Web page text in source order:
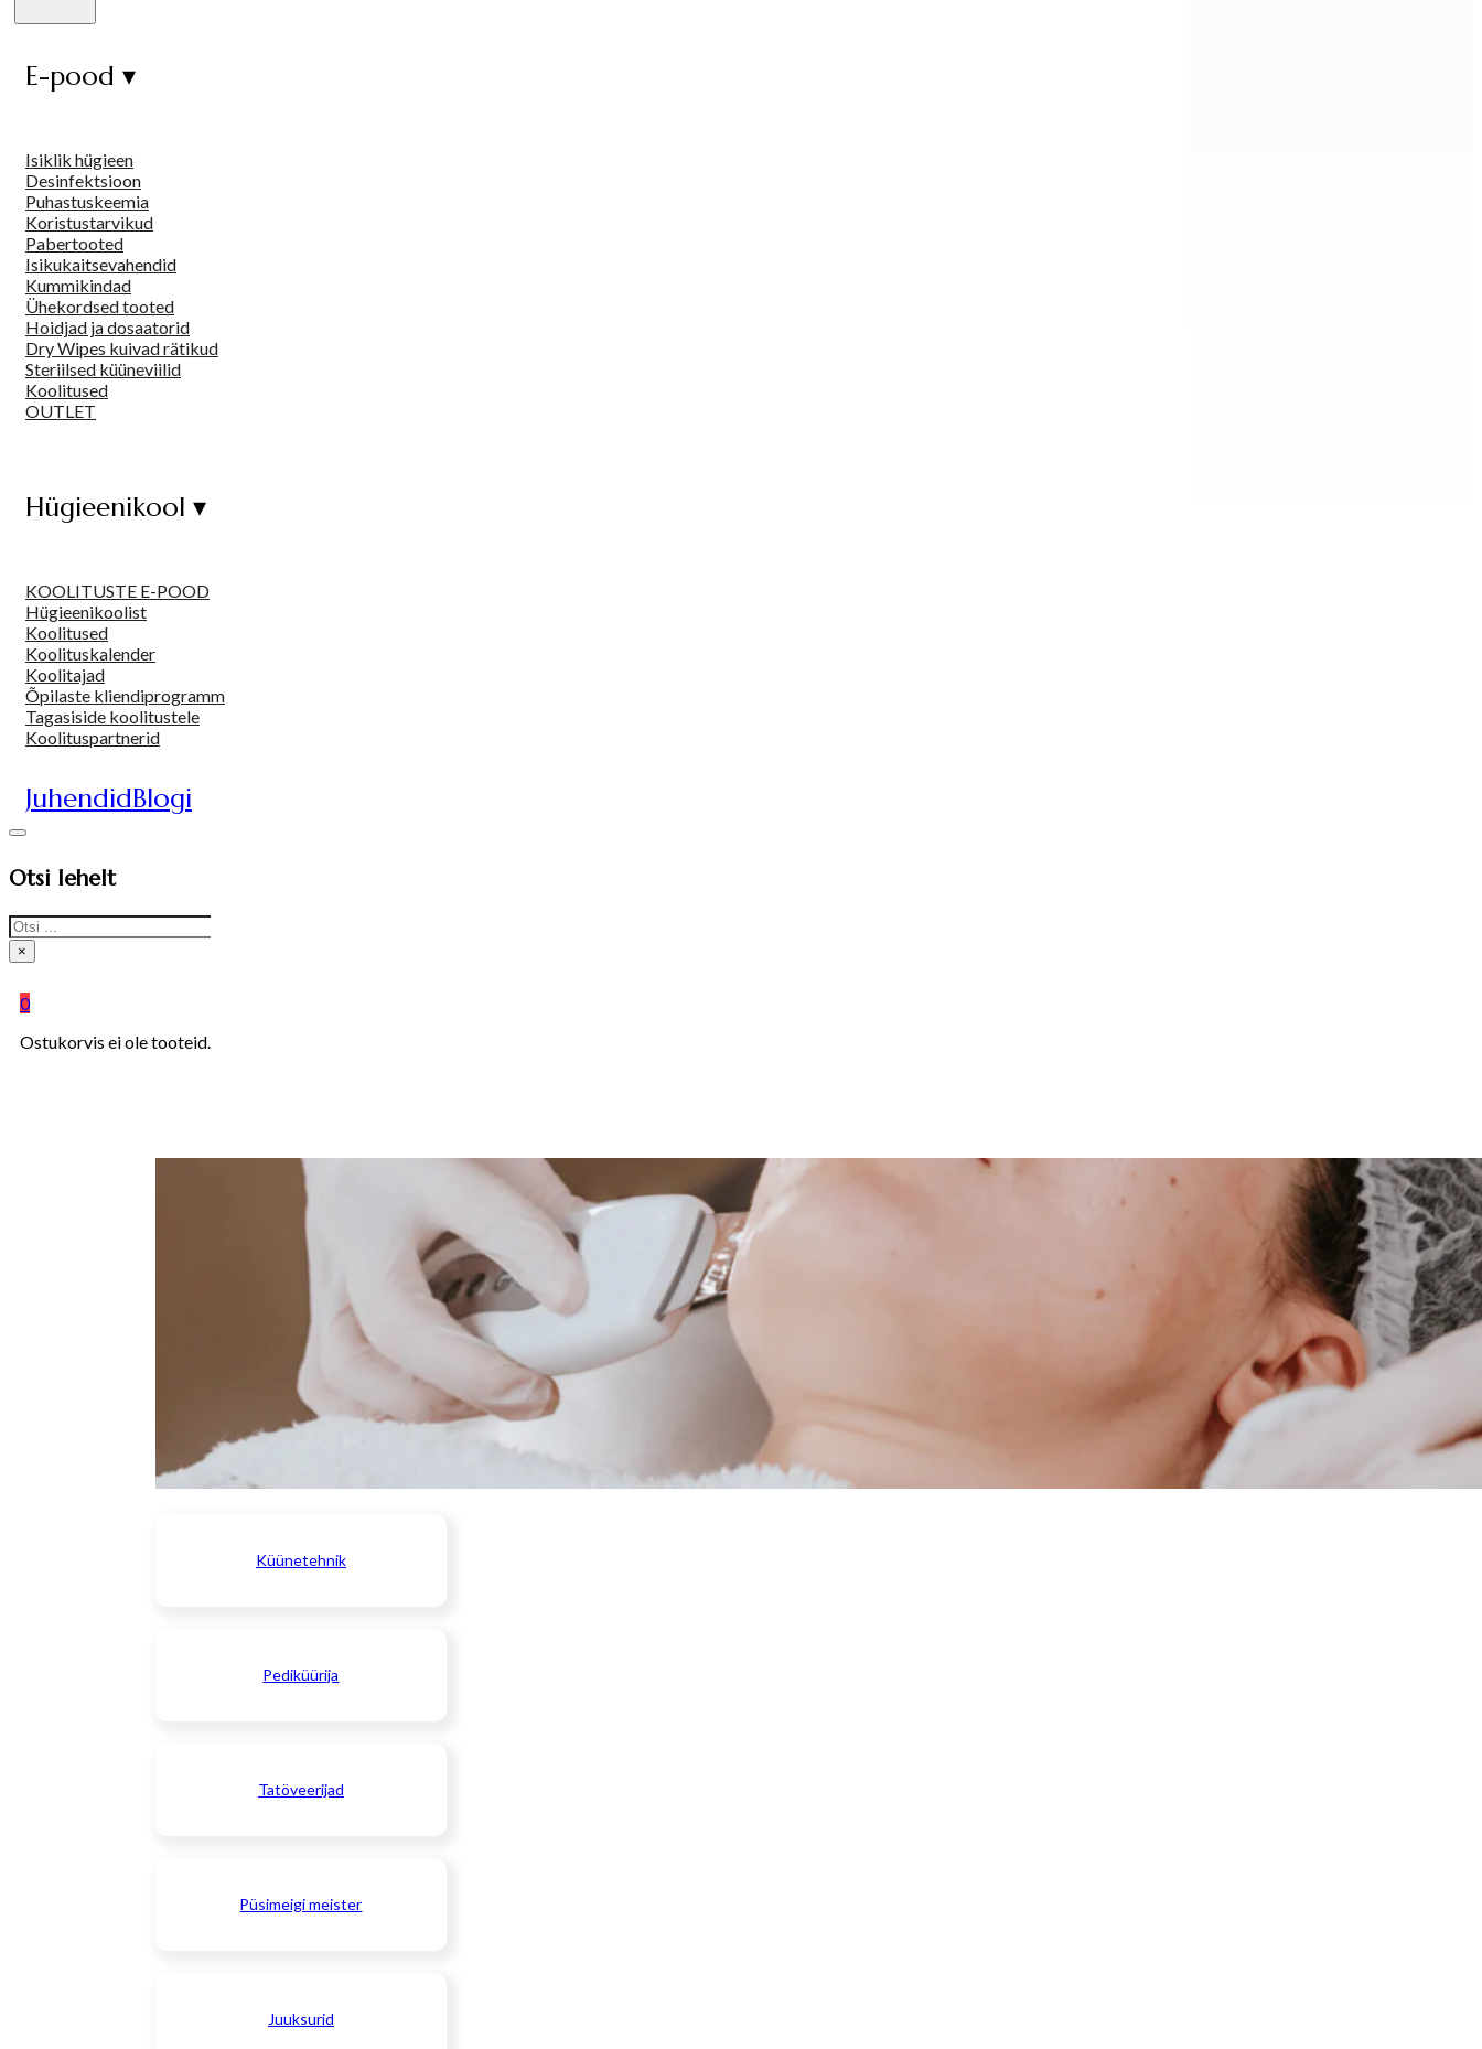
E-pood ▾
Isiklik hügieen
Desinfektsioon
Puhastuskeemia
Koristustarvikud
Pabertooted
Isikukaitsevahendid
Kummikindad
Ühekordsed tooted
Hoidjad ja dosaatorid
Dry Wipes kuivad rätikud
Steriilsed küüneviilid
Koolitused
OUTLET
Hügieenikool ▾
KOOLITUSTE E-POOD
Hügieenikoolist
Koolitused
Koolituskalender
Koolitajad
Õpilaste kliendiprogramm
Tagasiside koolitustele
Koolituspartnerid
JuhendidBlogi
Otsi lehelt
Search
×
0
Ostukorvis ei ole tooteid.
Küünetehnik
Pediküürija
Tatöveerijad
Püsimeigi meister
Juuksurid